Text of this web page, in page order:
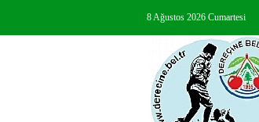
8 Ağustos 2026 Cumartesi